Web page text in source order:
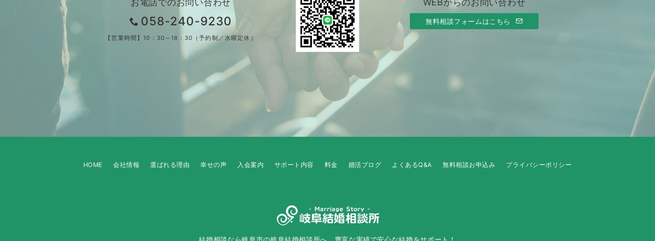
058-240-9230
【営業時間】10：30～18：30（予約制／水曜定休）
無料相談フォームはこちら
HOME 会社情報 選ばれる理由 幸せの声 入会案内 サポート内容 料金 婚活ブログ よくあるQ&A 無料相談お申込み プライバシーポリシー
結婚相談なら岐阜市の岐阜結婚相談所へ。豊富な実績で安心な結婚をサポート！